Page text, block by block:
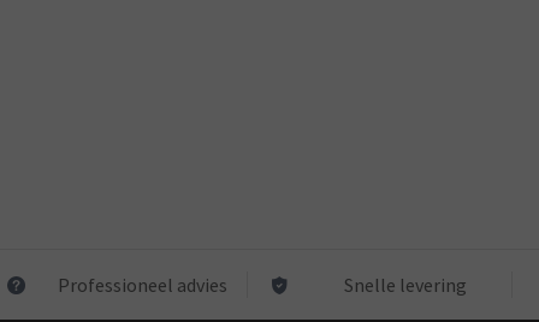
Professioneel advies Snelle levering